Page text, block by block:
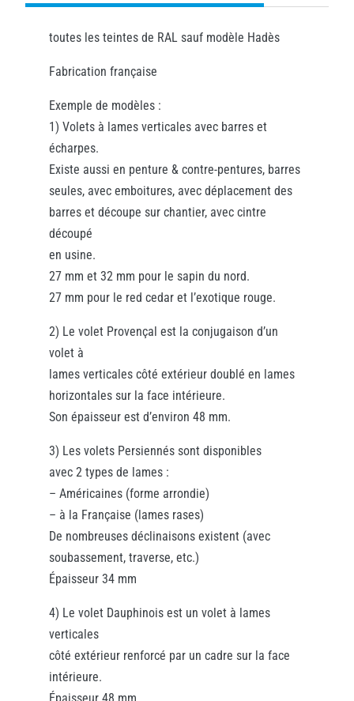
toutes les teintes de RAL sauf modèle Hadès
Fabrication française
Exemple de modèles :
1) Volets à lames verticales avec barres et
écharpes.
Existe aussi en penture & contre-pentures, barres
seules, avec emboitures, avec déplacement des
barres et découpe sur chantier, avec cintre
découpé
en usine.
27 mm et 32 mm pour le sapin du nord.
27 mm pour le red cedar et l’exotique rouge.
2) Le volet Provençal est la conjugaison d’un
volet à
lames verticales côté extérieur doublé en lames
horizontales sur la face intérieure.
Son épaisseur est d’environ 48 mm.
3) Les volets Persiennés sont disponibles
avec 2 types de lames :
– Américaines (forme arrondie)
– à la Française (lames rases)
De nombreuses déclinaisons existent (avec
soubassement, traverse, etc.)
Épaisseur 34 mm
4) Le volet Dauphinois est un volet à lames
verticales
côté extérieur renforcé par un cadre sur la face
intérieure.